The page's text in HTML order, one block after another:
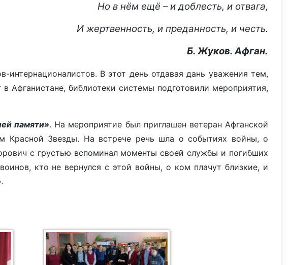
Но в нём ещё – и доблесть, и отвага,
И жертвенность, и преданность, и честь.
Б. Жуков. Афган.
В этот день отдавая дань уважения тем,
Афганистане, библиотеки системы подготовили мероприятия,
памяти». На мероприятие был приглашен ветеран Афганской
Красной Звезды. На встрече речь шла о событиях войны, о
с грустью вспоминал моменты своей службы и погибших
кто не вернулся с этой войны, о ком плачут близкие, и